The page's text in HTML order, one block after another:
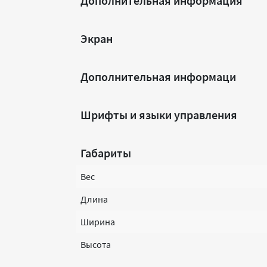
Экран
Дополнительная информаци
Шрифты и языки управления
Габариты
Вес
Длина
Ширина
Высота